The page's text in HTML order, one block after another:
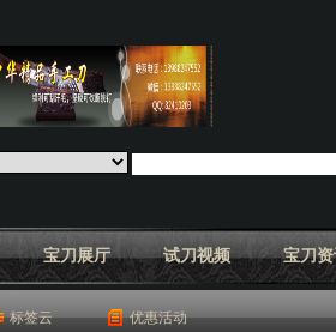
宝刀展厅 试刀视频 宝刀
标签云 优惠活动